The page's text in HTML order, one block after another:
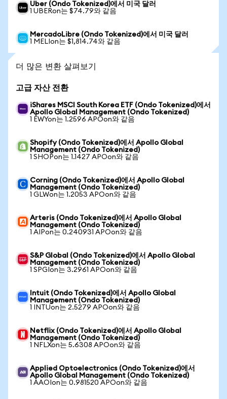
Uber (Ondo Tokenized)에서 미국 달러
1 UBERon는 $74.79와 같음
MercadoLibre (Ondo Tokenized)에서 미국 달러
1 MELIon는 $1,814.74와 같음
더 많은 변환 살펴보기
고급 자산 전환
iShares MSCI South Korea ETF (Ondo Tokenized)에서
Apollo Global Management (Ondo Tokenized)
1 EWYon는 1.2596 APOon와 같음
Shopify (Ondo Tokenized)에서 Apollo Global
Management (Ondo Tokenized)
1 SHOPon는 1.1427 APOon와 같음
Corning (Ondo Tokenized)에서 Apollo Global
Management (Ondo Tokenized)
1 GLWon는 1.2053 APOon와 같음
Arteris (Ondo Tokenized)에서 Apollo Global
Management (Ondo Tokenized)
1 AIPon는 0.240931 APOon와 같음
S&P Global (Ondo Tokenized)에서 Apollo Global
Management (Ondo Tokenized)
1 SPGIon는 3.2961 APOon와 같음
Intuit (Ondo Tokenized)에서 Apollo Global
Management (Ondo Tokenized)
1 INTUon는 2.5279 APOon와 같음
Netflix (Ondo Tokenized)에서 Apollo Global
Management (Ondo Tokenized)
1 NFLXon는 5.6308 APOon와 같음
Applied Optoelectronics (Ondo Tokenized)에서
Apollo Global Management (Ondo Tokenized)
1 AAOIon는 0.981520 APOon와 같음